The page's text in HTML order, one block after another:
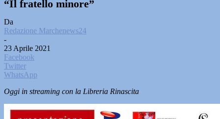
“Il fratello minore”
Da
Redazione Marchenews24
-
23 Aprile 2021
Facebook
Twitter
WhatsApp
Oggi in streaming con la Libreria Rinascita